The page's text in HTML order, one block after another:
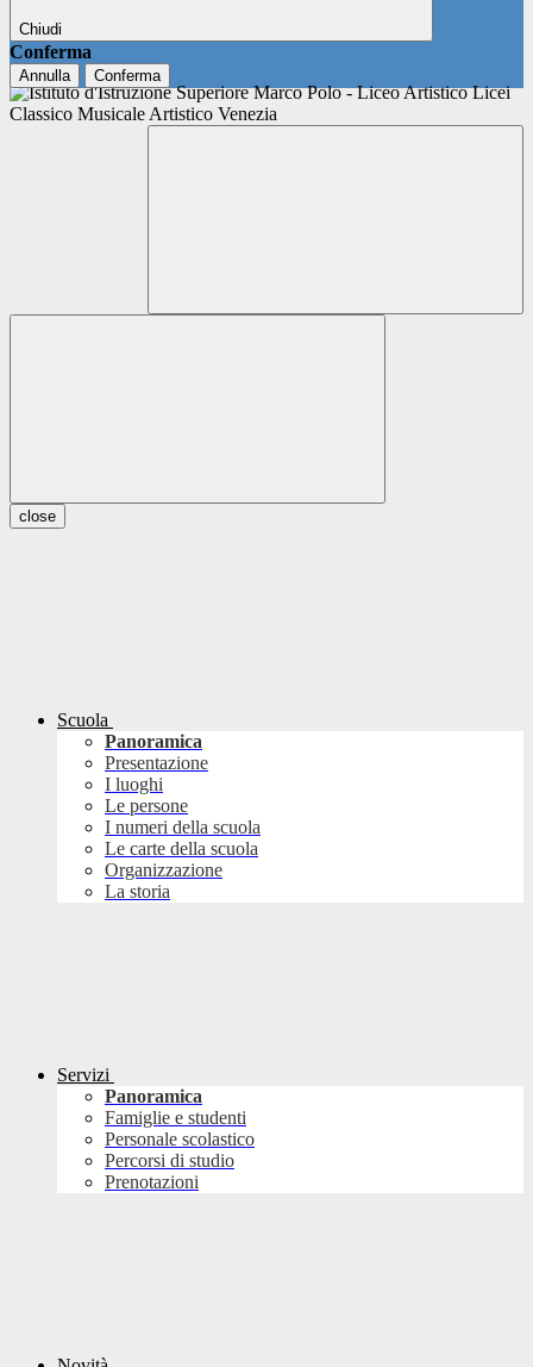
Chiudi
Conferma
Annulla Conferma
close
Scuola
Panoramica
Presentazione
I luoghi
Le persone
I numeri della scuola
Le carte della scuola
Organizzazione
La storia
Servizi
Panoramica
Famiglie e studenti
Personale scolastico
Percorsi di studio
Prenotazioni